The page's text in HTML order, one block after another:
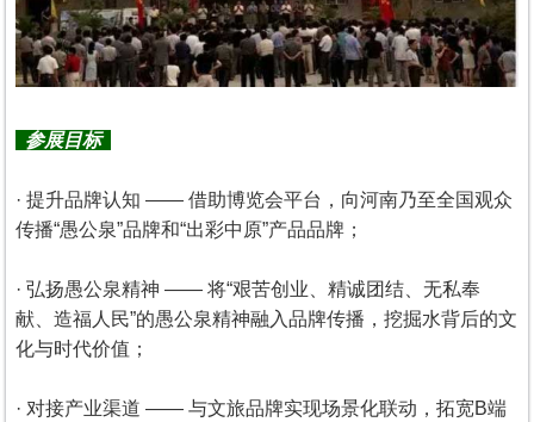
参展目标
· 提升品牌认知 —— 借助博览会平台，向河南乃至全国观众
传播“愚公泉”品牌和“出彩中原”产品品牌；
· 弘扬愚公泉精神 —— 将“艰苦创业、精诚团结、无私奉
献、造福人民”的愚公泉精神融入品牌传播，挖掘水背后的文
化与时代价值；
· 对接产业渠道 —— 与文旅品牌实现场景化联动，拓宽B端